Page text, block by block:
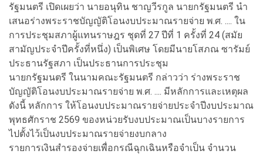
รัฐมนตรี เปิดเผยว่า นายอนุทิน ชาญวีรกูล นายกรัฐมนตรี นำ
เสนอร่างพระราชบัญญัติโอนงบประมาณรายจ่าย พ.ศ. .... ใน
การประชุมสภาผู้แทนราษฎร ชุดที่ 27 ปีที่ 1 ครั้งที่ 24 (สมัย
สามัญประจำปีครั้งที่หนึ่ง) เป็นพิเศษ โดยมีนายโสภณ ซารัมย์
ประธานรัฐสภา เป็นประธานการประชุม
นายกรัฐมนตรี ในนามคณะรัฐมนตรี กล่าวว่า ร่างพระราช
บัญญัติโอนงบประมาณรายจ่าย พ.ศ. .... มีหลักการและเหตุผล
ดังนี้ หลักการ ให้โอนงบประมาณรายจ่ายประจำปีงบประมาณ
พุทธศักราช 2569 ของหน่วยรับงบประมาณเป็นบางรายการ
ไปตั้งไว้เป็นงบประมาณรายจ่ายงบกลาง
รายการเงินสำรองจ่ายเพื่อกรณีฉุกเฉินหรือจำเป็น จำนวน